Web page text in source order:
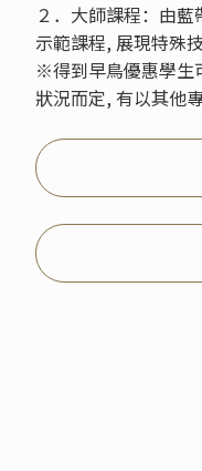
２．大師課程：由
示範課程, 展現特殊
※得到早鳥優惠學生
狀況而定, 有以其他